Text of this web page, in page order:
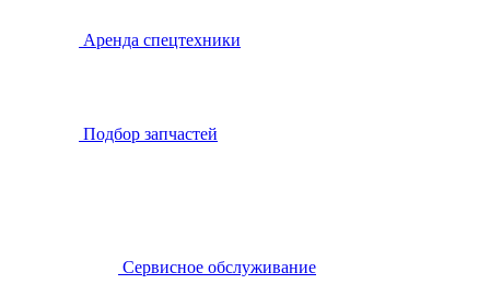
Аренда спецтехники
Подбор запчастей
Сервисное обслуживание